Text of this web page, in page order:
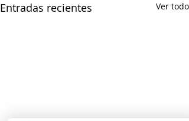
Entradas recientes Ver todo